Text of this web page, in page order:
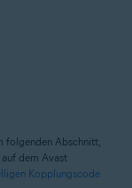
folgenden Abschnitt,
dem Avast
Kopplungscode